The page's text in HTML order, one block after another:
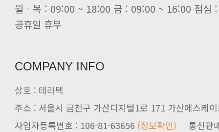
공휴일 휴무
COMPANY INFO
상호 : 테라텍
주소 : 서울시 금천구 가산디지털1로 171 가산에스케
사업자등록번호 : 106-81-63656 (정보확인)